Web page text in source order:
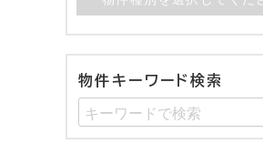
物件キーワード検索